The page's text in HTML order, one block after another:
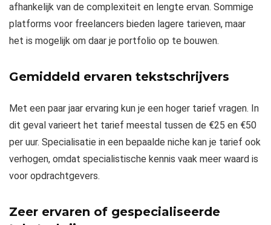
afhankelijk van de complexiteit en lengte ervan. Sommige
platforms voor freelancers bieden lagere tarieven, maar
het is mogelijk om daar je portfolio op te bouwen.
Gemiddeld ervaren tekstschrijvers
Met een paar jaar ervaring kun je een hoger tarief vragen. In
dit geval varieert het tarief meestal tussen de €25 en €50
per uur. Specialisatie in een bepaalde niche kan je tarief ook
verhogen, omdat specialistische kennis vaak meer waard is
voor opdrachtgevers.
Zeer ervaren of gespecialiseerde